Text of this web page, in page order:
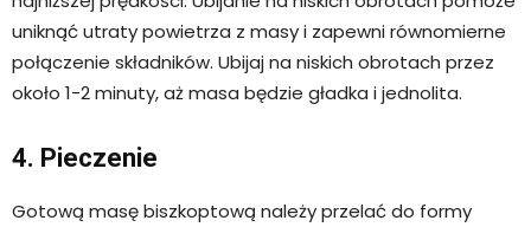
uniknąć utraty powietrza z masy i zapewni równomierne
połączenie składników. Ubijaj na niskich obrotach przez
około 1-2 minuty, aż masa będzie gładka i jednolita.
4. Pieczenie
Gotową masę biszkoptową należy przelać do formy